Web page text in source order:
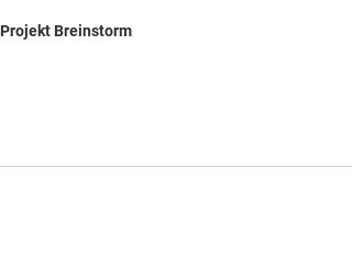
Projekt Breinstorm